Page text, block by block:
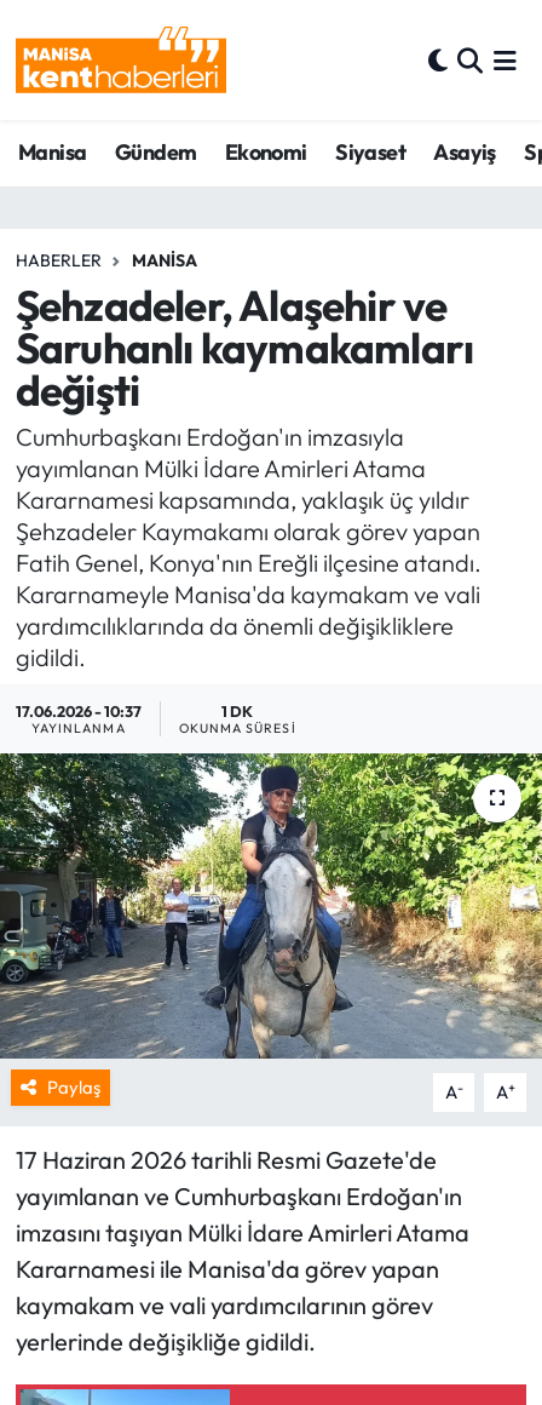
Manisa Gündem Ekonomi Siyaset Asayiş
HABERLER MANISA
Şehzadeler, Alaşehir ve
Saruhanlı kaymakamları
değişti
Cumhurbaşkanı Erdoğan'ın imzasıyla
yayımlanan Mülki İdare Amirleri Atama
Kararnamesi kapsamında, yaklaşık üç yıldır
Şehzadeler Kaymakamı olarak görev yapan
Fatih Genel, Konya'nın Ereğli ilçesine atandı.
Kararnameyle Manisa'da kaymakam ve vali
yardımcılıklarında da önemli değişikliklere
gidildi.
17.06.2026 - 10:37
YAYINLANMA
1 DK
OKUNMA SÜRESI
Paylaş A- A+
17 Haziran 2026 tarihli Resmi Gazete'de
yayımlanan ve Cumhurbaşkanı Erdoğan'ın
imzasını taşıyan Mülki İdare Amirleri Atama
Kararnamesi ile Manisa'da görev yapan
kaymakam ve vali yardımcılarının görev
yerlerinde değişikliğe gidildi.
Ahmetli Hava Durumu
Ahmetli Trafik Yoğunluk Haritası
Son Dakika Haberleri
Haber Arşivi